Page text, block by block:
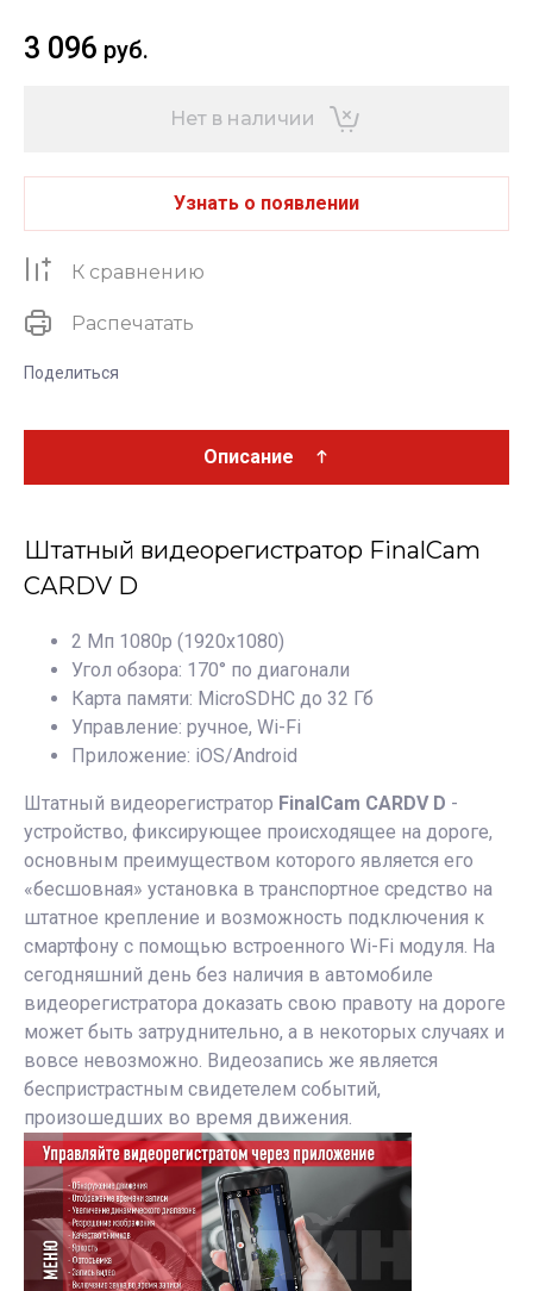
3 096 руб.
Нет в наличии
Узнать о появлении
К сравнению
Поделиться
Распечатать
Описание
Штатный видеорегистратор FinalCam
CARDV D
2 Мп 1080р (1920х1080)
Угол обзора: 170° по диагонали
Карта памяти: MicroSDHC до 32 Гб
Управление: ручное, Wi-Fi
Приложение: iOS/Android
Штатный видеорегистратор FinalCam CARDV D -
устройство, фиксирующее происходящее на дороге,
основным преимуществом которого является его
«беcшовная» установка в транспортное средство на
штатное крепление и возможность подключения к
смартфону с помощью встроенного Wi-Fi модуля. На
сегодняшний день без наличия в автомобиле
видеорегистратора доказать свою правоту на дороге
может быть затруднительно, а в некоторых случаях и
вовсе невозможно. Видеозапись же является
беспристрастным свидетелем событий,
произошедших во время движения.